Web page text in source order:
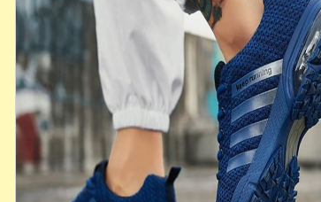
Conforto e
Os Tênis “Juzi Blue”